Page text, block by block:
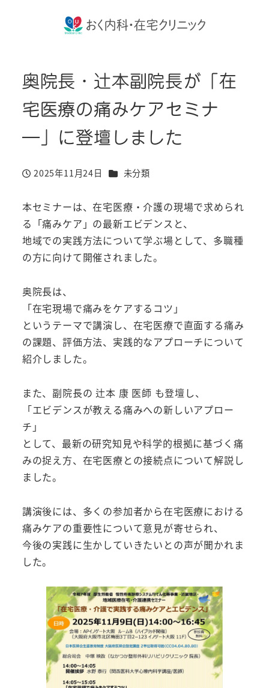
奥院長・辻本副院長が「在
宅医療の痛みケアセミナ
―」に登壇しました
投稿日
2025年11月24日 カテゴリー
未分類
本セミナーは、在宅医療・介護の現場で求められ
る「痛みケア」の最新エビデンスと、
地域での実践方法について学ぶ場として、多職種
の方に向けて開催されました。
奥院長は、
「在宅現場で痛みをケアするコツ」
というテーマで講演し、在宅医療で直面する痛み
の課題、評価方法、実践的なアプローチについて
紹介しました。
また、副院長の 辻本 康 医師 も登壇し、
「エビデンスが教える痛みへの新しいアプロー
チ」
として、最新の研究知見や科学的根拠に基づく痛
みの捉え方、在宅医療との接続点について解説し
ました。
講演後には、多くの参加者から在宅医療における
痛みケアの重要性について意見が寄せられ、
今後の実践に生かしていきたいとの声が聞かれま
した。